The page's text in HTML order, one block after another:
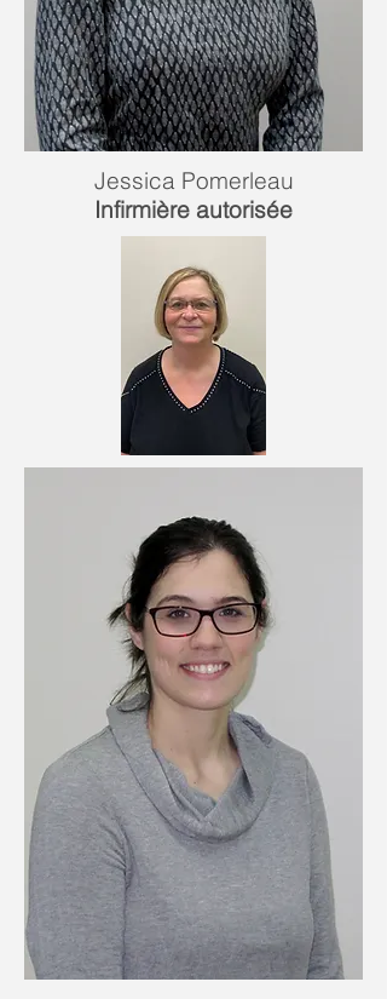
Jessica Pomerleau
Infirmière autorisée